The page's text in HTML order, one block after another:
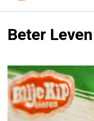
Beter